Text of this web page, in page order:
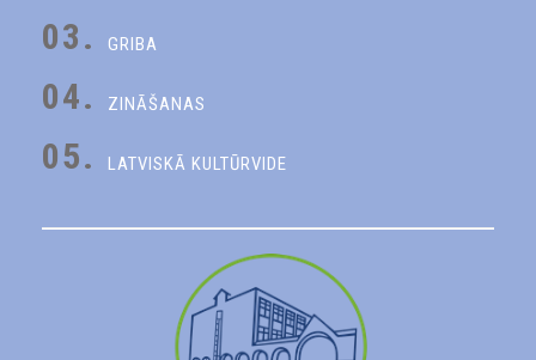
03. GRIBA
04. ZINĀŠANAS
05. LATVISKĀ KULTŪRVIDE